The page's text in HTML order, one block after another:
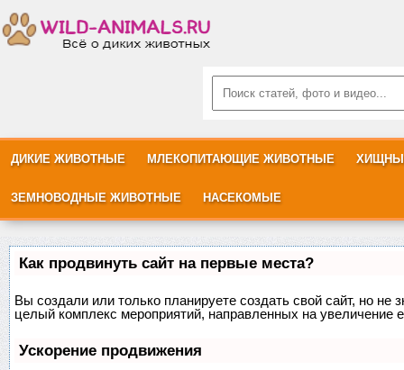
ДИКИЕ ЖИВОТНЫЕ МЛЕКОПИТАЮЩИЕ ЖИВОТНЫЕ
ЗЕМНОВОДНЫЕ ЖИВОТНЫЕ НАСЕКОМЫЕ
Как продвинуть сайт на первые места?
Вы создали или только планируете создать свой сайт, но не
целый комплекс мероприятий, направленных на увеличение
Ускорение продвижения